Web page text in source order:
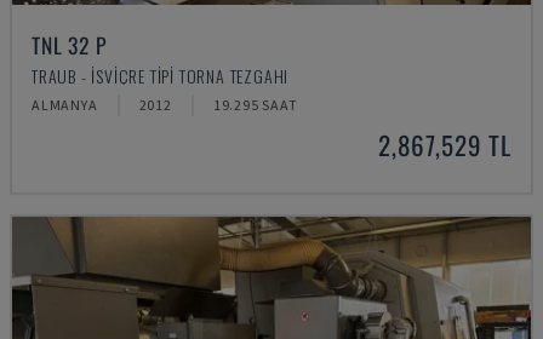
TNL 32 P
TRAUB - İSVIÇRE TIPI TORNA TEZGAHI
ALMANYA 2012 19.295 SAAT
2,867,529 TL